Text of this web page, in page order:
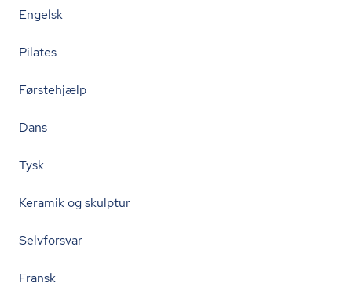
Engelsk
Pilates
Førstehjælp
Dans
Tysk
Keramik og skulptur
Selvforsvar
Fransk